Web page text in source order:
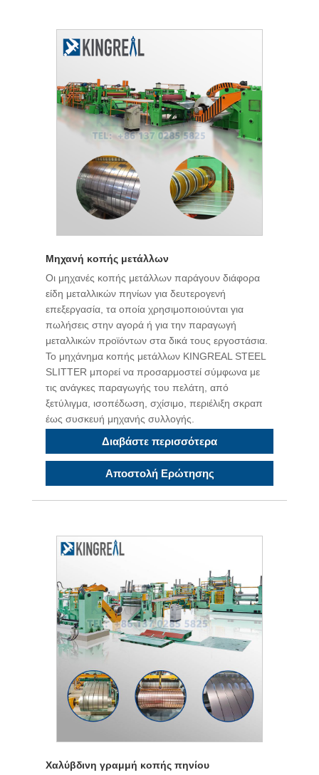
Μηχανή κοπής μετάλλων
Οι μηχανές κοπής μετάλλων παράγουν διάφορα
είδη μεταλλικών πηνίων για δευτερογενή
επεξεργασία, τα οποία χρησιμοποιούνται για
πωλήσεις στην αγορά ή για την παραγωγή
μεταλλικών προϊόντων στα δικά τους εργοστάσια.
Το μηχάνημα κοπής μετάλλων KINGREAL STEEL
SLITTER μπορεί να προσαρμοστεί σύμφωνα με
τις ανάγκες παραγωγής του πελάτη, από
ξετύλιγμα, ισοπέδωση, σχίσιμο, περιέλιξη σκραπ
έως συσκευή μηχανής συλλογής.
Διαβάστε περισσότερα
Αποστολή Ερώτησης
Χαλύβδινη γραμμή κοπής πηνίου